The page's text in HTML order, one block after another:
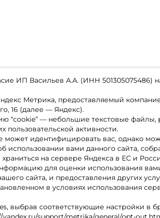
ИП Васильев А.А. (ИНН 501305075486)
Метрика, предоставляемый
16 (далее — Яндекс).
“cookie” — небольшие текстовые
пользовательской активности.
идентифицировать вас, однако
использовании вами данного сайта,
на сервере Яндекса в ЕС и
для оценки использования
сайта, и предоставления других
в условиях использования
выбрав соответствующие настройки в
ПД
Каталог товаров
Акции
Новинки
Бренды
Партнерская программа